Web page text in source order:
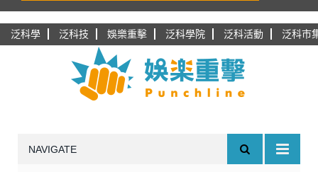
泛科學 泛科技 娛樂重擊 泛科學院 泛科活動 泛科市
NAVIGATE